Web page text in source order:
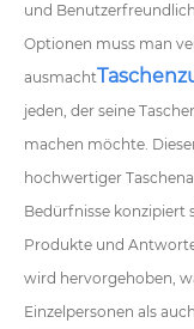
und
Optionen muss man
ausmacht
jeden, der seine
machen möchte.
hochwertiger
Bedürfnisse konzipiert
Produkte und
wird hervorgehoben,
Einzelpersonen als